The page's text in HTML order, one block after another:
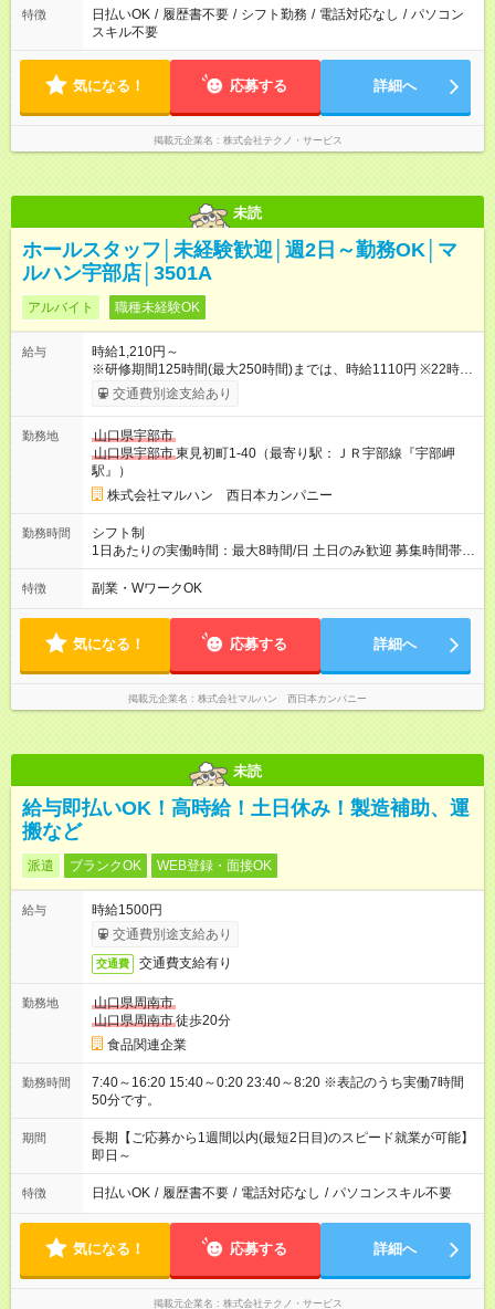
特徴 日払いOK / 履歴書不要 / シフト勤務 / 電話対応なし / パソコン
スキル不要
気になる！ 応募する 詳細へ
掲載元企業名 株式会社テクノ・サービス
未読
ホールスタッフ│未経験歓迎│週2日～勤務OK│マ
ルハン宇部店│3501A
アルバイト 職種未経験OK
給与
時給1,210円～
※研修期間125時間(最大250時間)までは、時給1110円 ※22時以
降時給25％ＵＰ 【試用期間】試用期間なし
交通費別途支給あり
勤務地
山口県宇部市
山口県宇部市東見初町1-40（最寄り駅：ＪＲ宇部線『宇部岬
駅』）
株式会社マルハン 西日本カンパニー
勤務時間
シフト制
1日あたりの実働時間：最大8時間/日 土日のみ歓迎 募集時間帯：
8:00-17:00/15:30-24:30 詳しくは下記お問い合わせ電話番号へご
連絡ください。 0120-314-508(9時～20時土日祝も受付) 1日6時
特徴 副業・WワークOK
気になる！ 応募する 詳細へ
掲載元企業名 株式会社マルハン 西日本カンパニー
未読
給与即払いOK！高時給！土日休み！製造補助、運
搬など
派遣 ブランクOK WEB登録・面接OK
給与
時給1500円
交通費別途支給あり
交通費 交通費支給有り
勤務地
山口県周南市
山口県周南市徒歩20分
食品関連企業
勤務時間
7:40～16:20 15:40～0:20 23:40～8:20 ※表記のうち実働7時間
50分です。
期間
長期【ご応募から1週間以内(最短2日目)のスピード就業が可能】
即日～
特徴 日払いOK / 履歴書不要 / 電話対応なし / パソコンスキル不要
気になる！ 応募する 詳細へ
掲載元企業名 株式会社テクノ・サービス